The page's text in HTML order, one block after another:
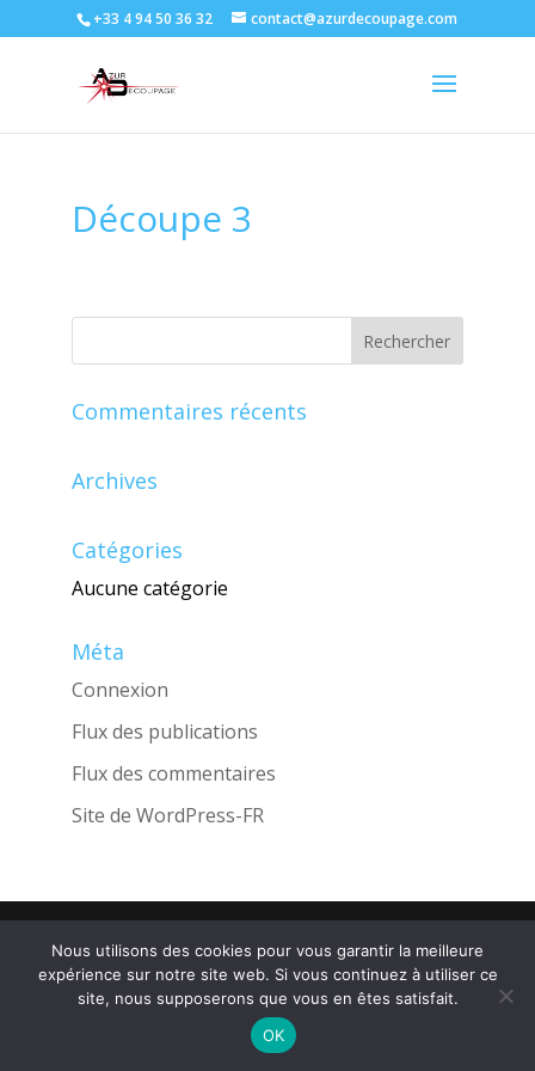
+33 4 94 50 36 32 contact@azurdecoupage.com
Découpe 3
Commentaires récents
Archives
Catégories
Aucune catégorie
Méta
Connexion
Flux des publications
Flux des commentaires
Site de WordPress-FR
Nous utilisons des cookies pour vous garantir la meilleure
expérience sur notre site web. Si vous continuez à utiliser ce
site, nous supposerons que vous en êtes satisfait.
OK